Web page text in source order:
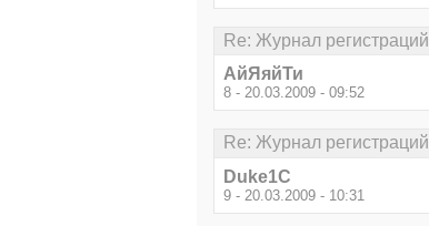
Re: Журнал регистраций
АйЯяйТи
8 - 20.03.2009 - 09:52
Re: Журнал регистраций
Duke1C
9 - 20.03.2009 - 10:31